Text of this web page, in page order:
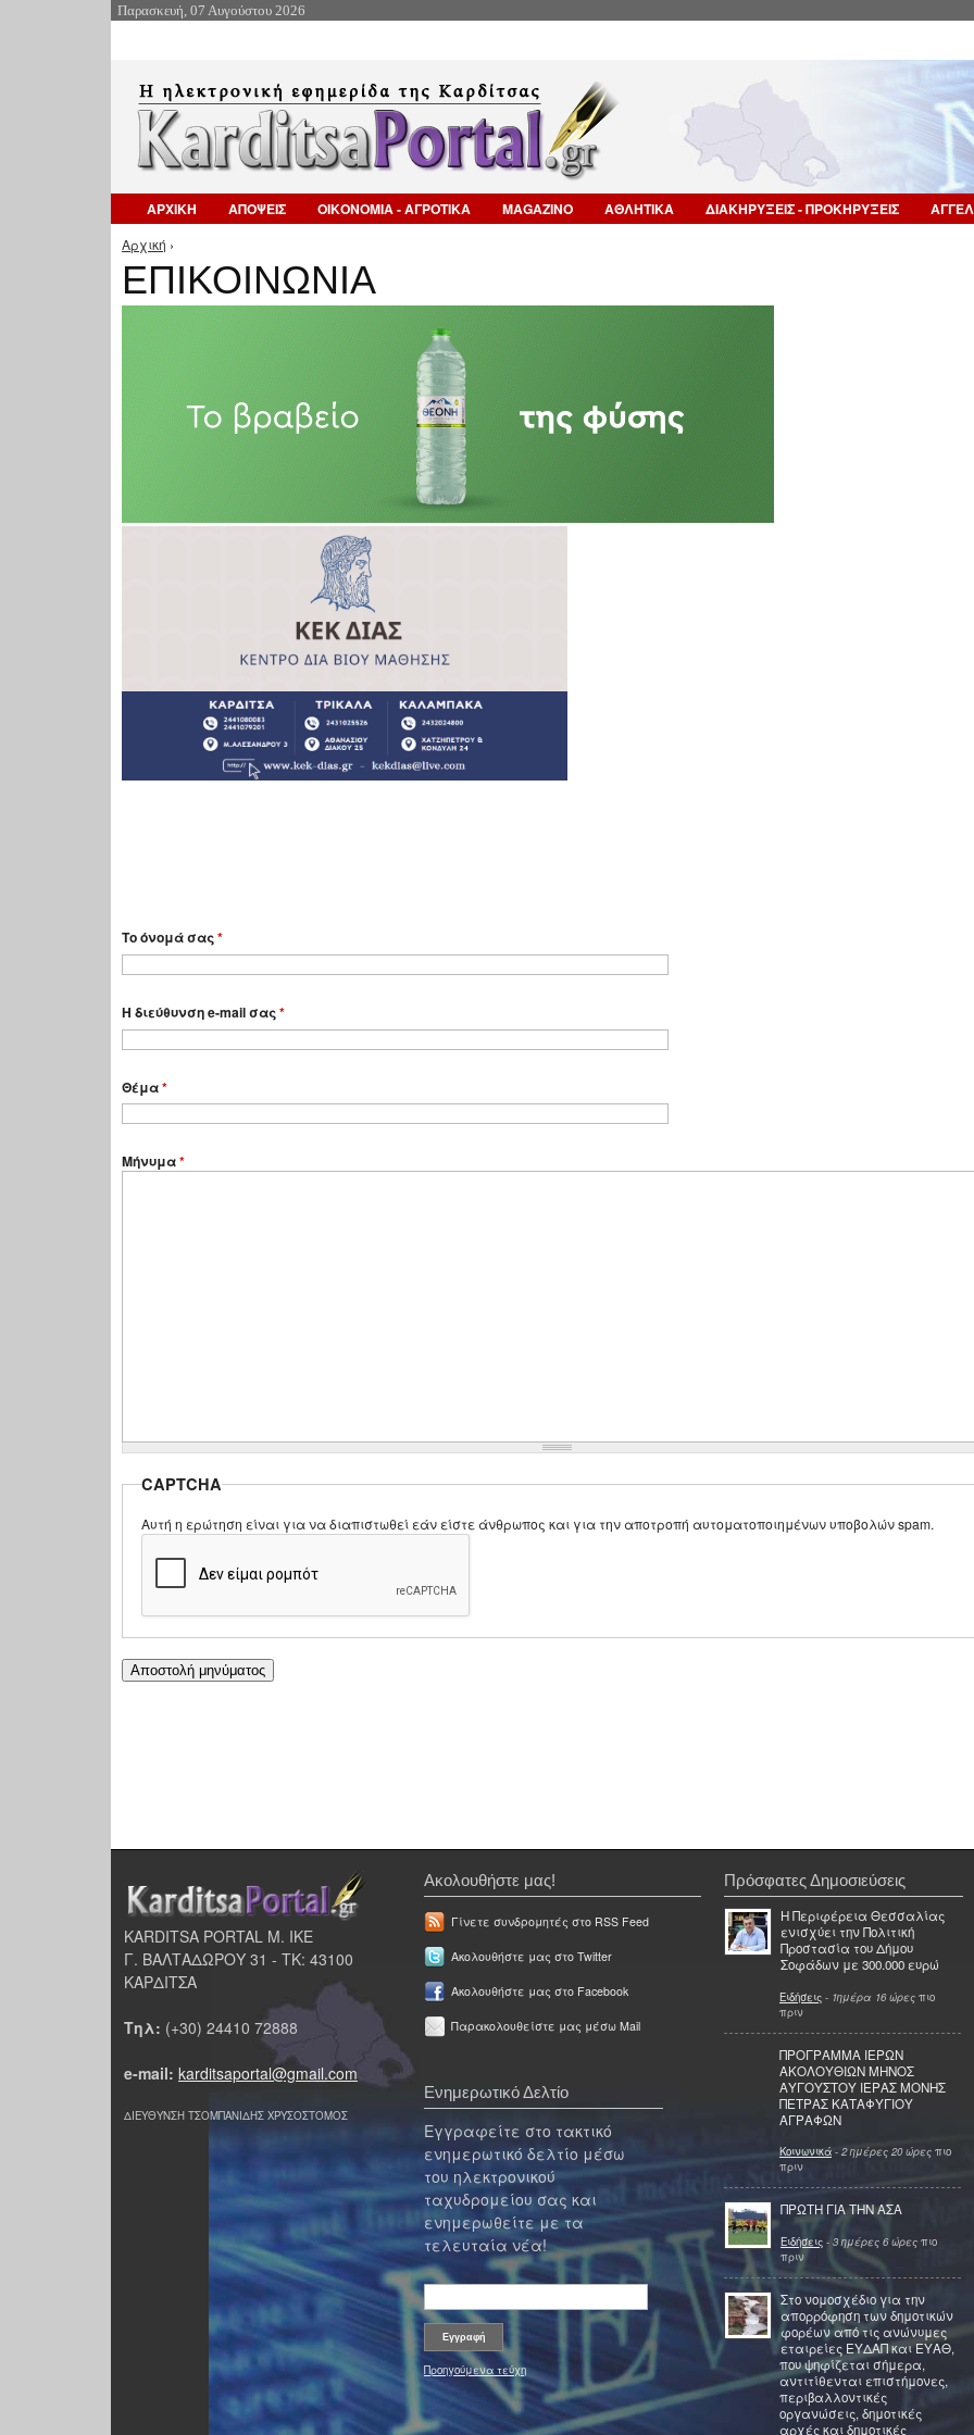
Παρασκευή, 07 Αυγούστου 2026
ΑΡΧΙΚΗ ΑΠΟΨΕΙΣ ΟΙΚΟΝΟΜΙΑ - ΑΓΡΟΤΙΚΑ MAGAZINO ΑΘΛΗΤΙΚΑ ΔΙΑΚΗΡΥΞΕΙΣ - ΠΡΟΚΗΡΥΞΕΙΣ
Είστε εδώ
Αρχική ›
ΕΠΙΚΟΙΝΩΝΙΑ
Το όνομά σας*
Η διεύθυνση e-mail σας*
Θέμα*
Μήνυμα*
CAPTCHA
Αυτή η ερώτηση είναι για να διαπιστωθεί εάν είστε άνθρωπος και για την αποτροπή αυτοματοποιημένων υποβολών spam.
KARDITSA PORTAL Μ. ΙΚΕ
Γ. ΒΑΛΤΑΔΩΡΟΥ 31 - ΤΚ: 43100
ΚΑΡΔΙΤΣΑ
Τηλ: (+30) 24410 72888
e-mail: karditsaportal@gmail.com
ΔΙΕΥΘΥΝΣΗ ΤΣΟΜΠΑΝΙΔΗΣ ΧΡΥΣΟΣΤΟΜΟΣ
Ακολουθήστε μας!
Γίνετε συνδρομητές στο RSS Feed
Ακολουθήστε μας στο Twitter
Ακολουθήστε μας στο Facebook
Παρακολουθείστε μας μέσω Mail
Ενημερωτικό Δελτίο
Εγγραφείτε στο τακτικό
ενημερωτικό δελτίο μέσω
του ηλεκτρονικού
ταχυδρομείου σας και
ενημερωθείτε με τα
τελευταία νέα!
Προηγούμενα τεύχη
Πρόσφατες Δημοσιεύσεις
Η Περιφέρεια Θεσσαλίας
ενισχύει την Πολιτική
Προστασία του Δήμου
Σοφάδων με 300.000 ευρώ
Ειδήσεις - 1ημέρα 16 ώρες πιο
πριν
ΠΡΟΓΡΑΜΜΑ ΙΕΡΩΝ
ΑΚΟΛΟΥΘΙΩΝ ΜΗΝΟΣ
ΑΥΓΟΥΣΤΟΥ ΙΕΡΑΣ ΜΟΝΗΣ
ΠΕΤΡΑΣ ΚΑΤΑΦΥΓΙΟΥ
ΑΓΡΑΦΩΝ
Κοινωνικά - 2 ημέρες 20 ώρες πιο
πριν
ΠΡΩΤΗ ΓΙΑ ΤΗΝ ΑΣΑ
Ειδήσεις - 3 ημέρες 6 ώρες πιο
πριν
Στο νομοσχέδιο για την
απορρόφηση των δημοτικών
φορέων από τις ανώνυμες
εταιρείες ΕΥΔΑΠ και ΕΥΑΘ,
που ψηφίζεται σήμερα,
αντιτίθενται επιστήμονες,
περιβαλλοντικές
οργανώσεις, δημοτικές
αρχές και δημοτικές